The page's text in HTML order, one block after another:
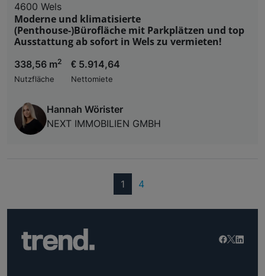
4600 Wels
Moderne und klimatisierte
(Penthouse-)Bürofläche mit Parkplätzen und top
Ausstattung ab sofort in Wels zu vermieten!
338,56 m2
Nutzfläche
€ 5.914,64
Nettomiete
Hannah Wörister
NEXT IMMOBILIEN GMBH
1 (current)
4